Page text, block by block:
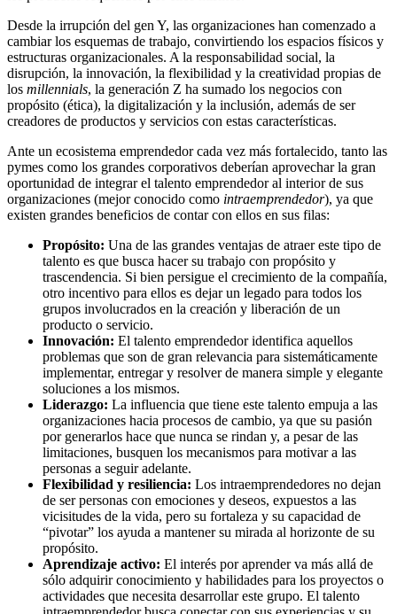
Desde la irrupción del gen Y, las organizaciones han comenzado a
cambiar los esquemas de trabajo, convirtiendo los espacios físicos y
estructuras organizacionales. A la responsabilidad social, la
disrupción, la innovación, la flexibilidad y la creatividad propias de
los millennials, la generación Z ha sumado los negocios con
propósito (ética), la digitalización y la inclusión, además de ser
creadores de productos y servicios con estas características.
Ante un ecosistema emprendedor cada vez más fortalecido, tanto las
pymes como los grandes corporativos deberían aprovechar la gran
oportunidad de integrar el talento emprendedor al interior de sus
organizaciones (mejor conocido como intraemprendedor), ya que
existen grandes beneficios de contar con ellos en sus filas:
Propósito: Una de las grandes ventajas de atraer este tipo de
talento es que busca hacer su trabajo con propósito y
trascendencia. Si bien persigue el crecimiento de la compañía,
otro incentivo para ellos es dejar un legado para todos los
grupos involucrados en la creación y liberación de un
producto o servicio.
Innovación: El talento emprendedor identifica aquellos
problemas que son de gran relevancia para sistemáticamente
implementar, entregar y resolver de manera simple y elegante
soluciones a los mismos.
Liderazgo: La influencia que tiene este talento empuja a las
organizaciones hacia procesos de cambio, ya que su pasión
por generarlos hace que nunca se rindan y, a pesar de las
limitaciones, busquen los mecanismos para motivar a las
personas a seguir adelante.
Flexibilidad y resiliencia: Los intraemprendedores no dejan
de ser personas con emociones y deseos, expuestos a las
vicisitudes de la vida, pero su fortaleza y su capacidad de
“pivotar” los ayuda a mantener su mirada al horizonte de su
propósito.
Aprendizaje activo: El interés por aprender va más allá de
sólo adquirir conocimiento y habilidades para los proyectos o
actividades que necesita desarrollar este grupo. El talento